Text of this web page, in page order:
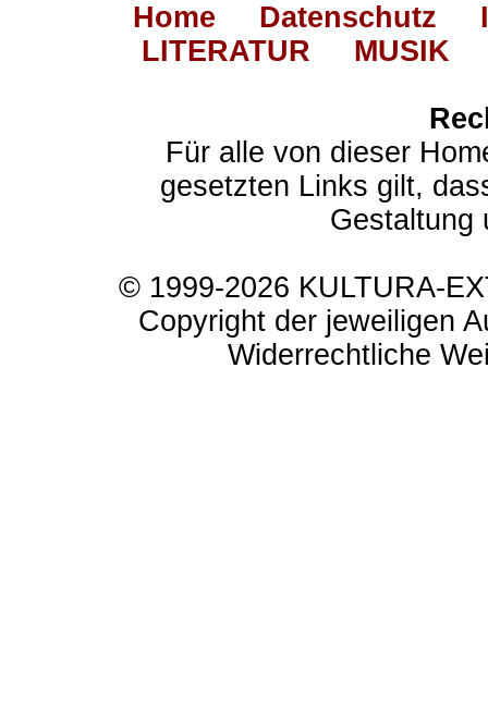
Home Datenschutz
LITERATUR
MUSIK
Für alle von dieser
gesetzten Links gilt,
Gestaltung
© 1999-2026 KULTURA-
Copyright der jeweiligen
Widerrechtliche